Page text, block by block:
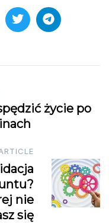
życie po
nie
się